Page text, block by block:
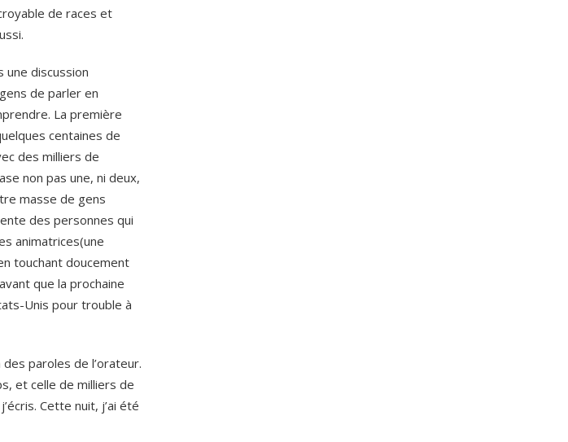
de races et
une discussion
de parler en
La première
centaines de
des milliers de
non pas une, ni deux,
masse de gens
des personnes qui
animatrices(une
touchant doucement
que la prochaine
Unis pour trouble à
paroles de l’orateur.
et celle de milliers de
Cette nuit, j’ai été